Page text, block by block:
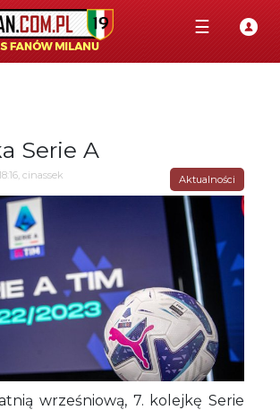
☰
Serie A
cinassek Aktualności
wrześniową, 7. kolejkę Serie